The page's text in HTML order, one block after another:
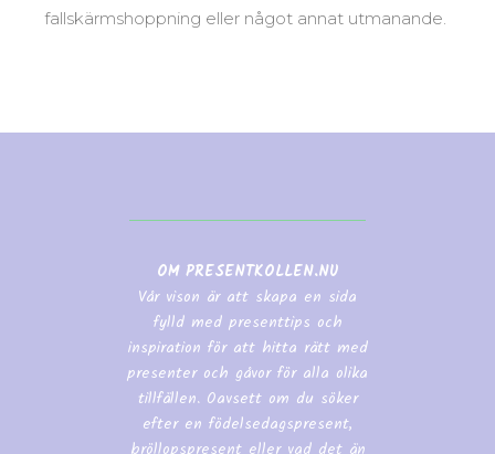
fallskärmshoppning eller något annat utmanande.
OM PRESENTKOLLEN.NU
Vår vison är att skapa en sida
fylld med presenttips och
inspiration för att hitta rätt med
presenter och gåvor för alla olika
tillfällen. Oavsett om du söker
efter en födelsedagspresent,